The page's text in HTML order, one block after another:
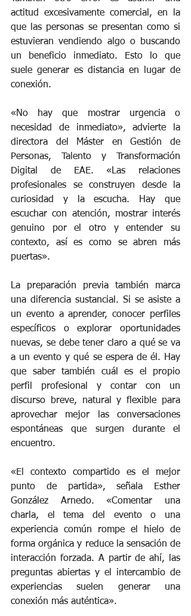
actitud excesivamente comercial, en la
que las personas se presentan como si
estuvieran vendiendo algo o buscando
un beneficio inmediato. Esto lo que
suele generar es distancia en lugar de
conexión.
«No hay que mostrar urgencia o
necesidad de inmediato», advierte la
directora del Máster en Gestión de
Personas, Talento y Transformación
Digital de EAE. «Las relaciones
profesionales se construyen desde la
curiosidad y la escucha. Hay que
escuchar con atención, mostrar interés
genuino por el otro y entender su
contexto, así es como se abren más
puertas».
La preparación previa también marca
una diferencia sustancial. Si se asiste a
un evento a aprender, conocer perfiles
específicos o explorar oportunidades
nuevas, se debe tener claro a qué se va
a un evento y qué se espera de él. Hay
que saber también cuál es el propio
perfil profesional y contar con un
discurso breve, natural y flexible para
aprovechar mejor las conversaciones
espontáneas que surgen durante el
encuentro.
«El contexto compartido es el mejor
punto de partida», señala Esther
González Arnedo. «Comentar una
charla, el tema del evento o una
experiencia común rompe el hielo de
forma orgánica y reduce la sensación de
interacción forzada. A partir de ahí, las
preguntas abiertas y el intercambio de
experiencias suelen generar una
conexión más auténtica».